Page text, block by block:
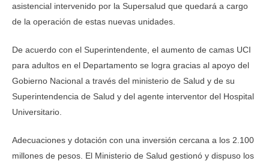
asistencial intervenido por la Supersalud que quedará a cargo
de la operación de estas nuevas unidades.
De acuerdo con el Superintendente, el aumento de camas UCI
para adultos en el Departamento se logra gracias al apoyo del
Gobierno Nacional a través del ministerio de Salud y de su
Superintendencia de Salud y del agente interventor del Hospital
Universitario.
Adecuaciones y dotación con una inversión cercana a los 2.100
millones de pesos. El Ministerio de Salud gestionó y dispuso los